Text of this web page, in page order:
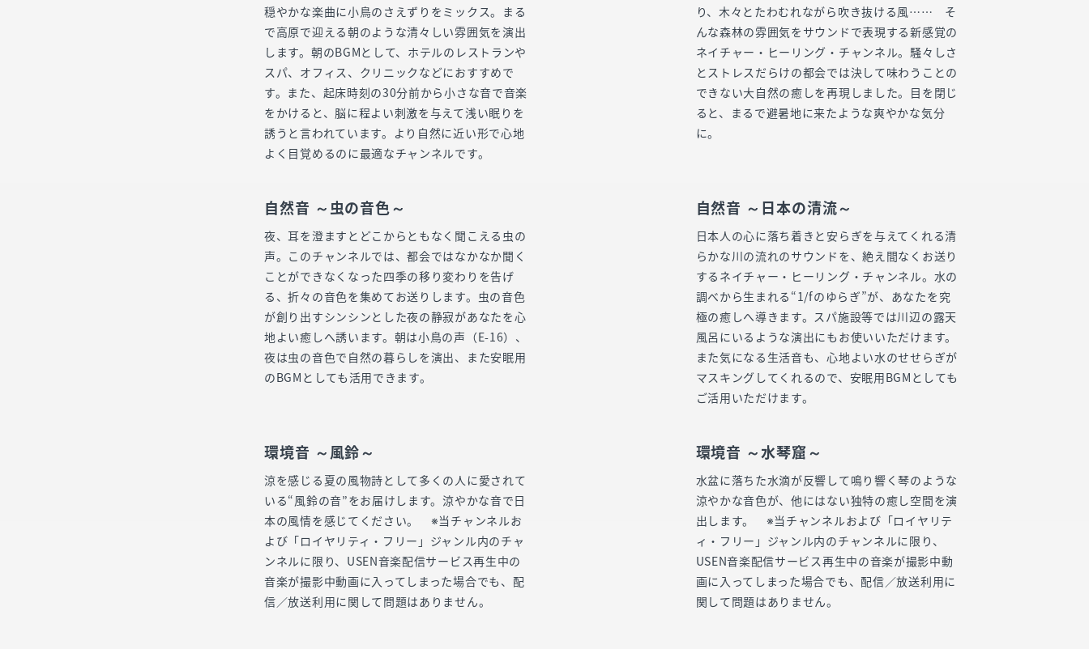
穏やかな楽曲に小鳥のさえずりをミックス。まる
で高原で迎える朝のような清々しい雰囲気を演出
します。朝のBGMとして、ホテルのレストランや
スパ、オフィス、クリニックなどにおすすめで
す。また、起床時刻の30分前から小さな音で音楽
をかけると、脳に程よい刺激を与えて浅い眠りを
誘うと言われています。より自然に近い形で心地
よく目覚めるのに最適なチャンネルです。
り、木々とたわむれながら吹き抜ける風…… そ
んな森林の雰囲気をサウンドで表現する新感覚の
ネイチャー・ヒーリング・チャンネル。騒々しさ
とストレスだらけの都会では決して味わうことの
できない大自然の癒しを再現しました。目を閉じ
ると、まるで避暑地に来たような爽やかな気分
に。
自然音 ～虫の音色～
夜、耳を澄ますとどこからともなく聞こえる虫の
声。このチャンネルでは、都会ではなかなか聞く
ことができなくなった四季の移り変わりを告げ
る、折々の音色を集めてお送りします。虫の音色
が創り出すシンシンとした夜の静寂があなたを心
地よい癒しへ誘います。朝は小鳥の声（E-16）、
夜は虫の音色で自然の暮らしを演出、また安眠用
のBGMとしても活用できます。
自然音 ～日本の清流～
日本人の心に落ち着きと安らぎを与えてくれる清
らかな川の流れのサウンドを、絶え間なくお送り
するネイチャー・ヒーリング・チャンネル。水の
調べから生まれる“1/fのゆらぎ”が、あなたを究
極の癒しへ導きます。スパ施設等では川辺の露天
風呂にいるような演出にもお使いいただけます。
また気になる生活音も、心地よい水のせせらぎが
マスキングしてくれるので、安眠用BGMとしても
ご活用いただけます。
環境音 ～風鈴～
涼を感じる夏の風物詩として多くの人に愛されて
いる“風鈴の音”をお届けします。涼やかな音で日
本の風情を感じてください。 ※当チャンネルお
よび「ロイヤリティ・フリー」ジャンル内のチャ
ンネルに限り、USEN音楽配信サービス再生中の
音楽が撮影中動画に入ってしまった場合でも、配
信／放送利用に関して問題はありません。
環境音 ～水琴窟～
水盆に落ちた水滴が反響して鳴り響く琴のような
涼やかな音色が、他にはない独特の癒し空間を演
出します。 ※当チャンネルおよび「ロイヤリテ
ィ・フリー」ジャンル内のチャンネルに限り、
USEN音楽配信サービス再生中の音楽が撮影中動
画に入ってしまった場合でも、配信／放送利用に
関して問題はありません。